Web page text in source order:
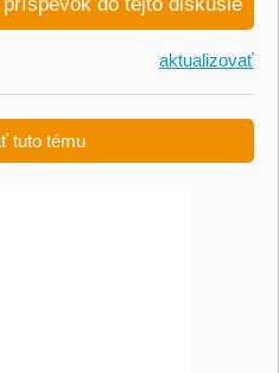
aktualizovať
tuto tému